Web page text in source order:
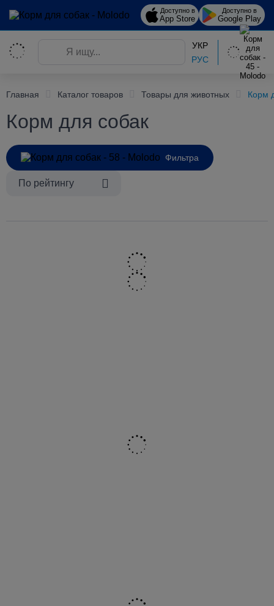
Доступно в
App Store
Доступно в
Google Play
УКР
РУС
Главная Каталог товаров Товары для животных Корм
Корм для собак
Фильтра
По рейтингу